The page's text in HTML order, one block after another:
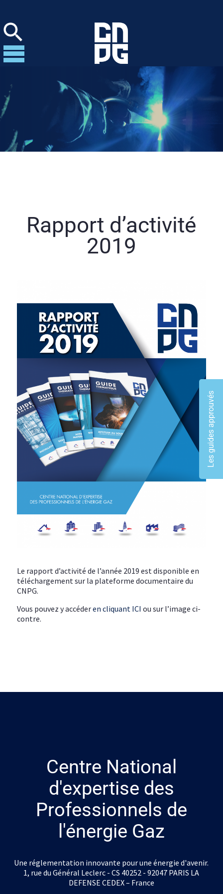
Les guides approuvés
Rapport d’activité
2019
Le rapport d’activité de l’année 2019 est disponible en
téléchargement sur la plateforme documentaire du
CNPG.
Vous pouvez y accéderen cliquant ICI ou sur l’image ci-
contre.
Centre National
d'expertise des
Professionnels de
l'énergie Gaz
Une réglementation innovante pour une énergie d'avenir.
1, rue du Général Leclerc - CS 40252 - 92047 PARIS LA
DEFENSE CEDEX – France